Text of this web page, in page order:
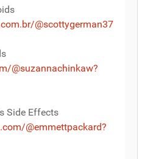
@scottygerman37
@suzannachinkaw?
Side Effects
@emmettpackard?